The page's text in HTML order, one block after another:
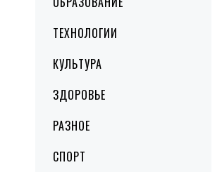
ТЕХНОЛОГИИ
КУЛЬТУРА
ЗДОРОВЬЕ
РАЗНОЕ
СПОРТ